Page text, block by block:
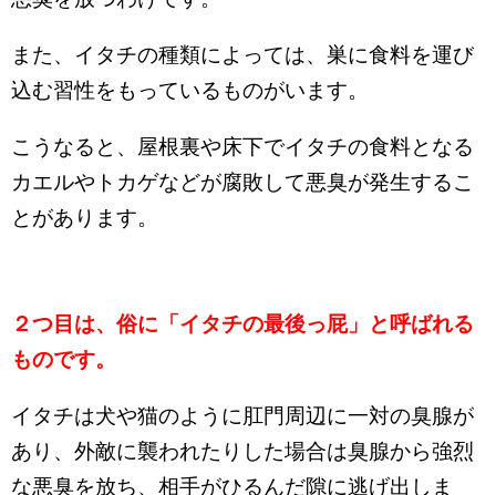
また、イタチの種類によっては、巣に食料を運び
込む習性をもっているものがいます。
こうなると、屋根裏や床下でイタチの食料となる
カエルやトカゲなどが腐敗して悪臭が発生するこ
とがあります。
２つ目は、俗に「イタチの最後っ屁」と呼ばれる
ものです。
イタチは犬や猫のように肛門周辺に一対の臭腺が
あり、外敵に襲われたりした場合は臭腺から強烈
な悪臭を放ち、相手がひるんだ隙に逃げ出しま